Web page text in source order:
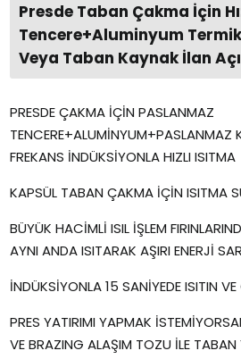
Presde Taban Çakma İçin
Tencere+Aluminyum
Veya Taban Kaynak İlan
PRESDE ÇAKMA İÇİN PASLANMAZ
TENCERE+ALUMİNYUM+PASLANMAZ
FREKANS İNDÜKSİYONLA HIZLI ISITMA
KAPSÜL TABAN ÇAKMA İÇİN ISITMA
BÜYÜK HACİMLİ ISIL İŞLEM
AYNI ANDA ISITARAK AŞIRI ENERJİ
İNDÜKSİYONLA 15 SANİYEDE ISITIN VE
PRES YATIRIMI YAPMAK
VE BRAZING ALAŞIM TOZU İLE TABAN